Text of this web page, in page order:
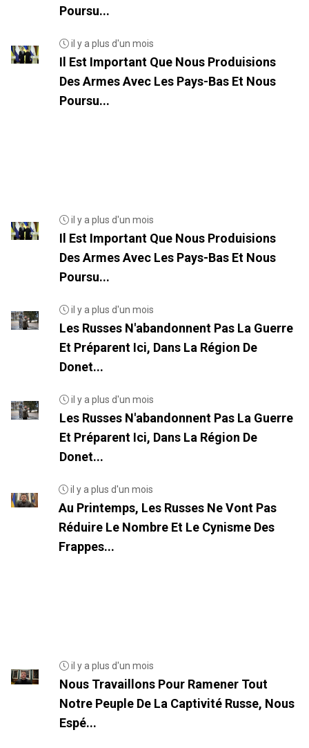
Poursu...
il y a plus d'un mois
Il Est Important Que Nous Produisions
Des Armes Avec Les Pays-Bas Et Nous
Poursu...
il y a plus d'un mois
Il Est Important Que Nous Produisions
Des Armes Avec Les Pays-Bas Et Nous
Poursu...
il y a plus d'un mois
Les Russes N'abandonnent Pas La Guerre
Et Préparent Ici, Dans La Région De
Donet...
il y a plus d'un mois
Les Russes N'abandonnent Pas La Guerre
Et Préparent Ici, Dans La Région De
Donet...
il y a plus d'un mois
Au Printemps, Les Russes Ne Vont Pas
Réduire Le Nombre Et Le Cynisme Des
Frappes...
il y a plus d'un mois
Nous Travaillons Pour Ramener Tout
Notre Peuple De La Captivité Russe, Nous
Espé...